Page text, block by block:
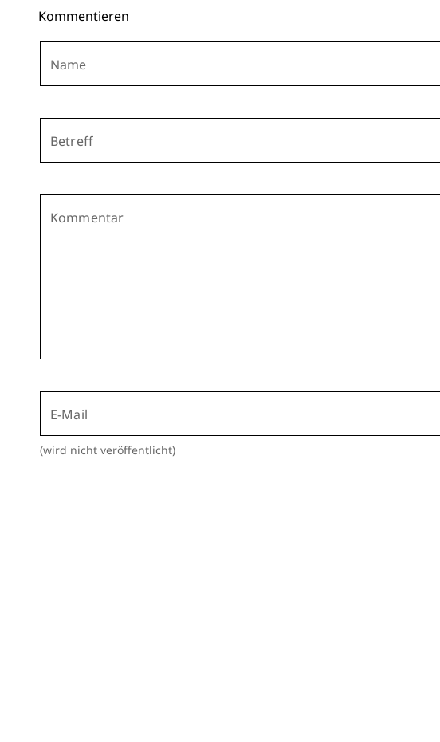
Kommentieren
Name
Betreff
Kommentar
E-Mail
(wird nicht veröffentlicht)